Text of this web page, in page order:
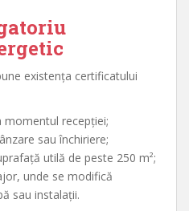
existența certificatului
momentul recepției;
sau închiriere;
utilă de peste 250 m²;
unde se modifică
sau instalații.